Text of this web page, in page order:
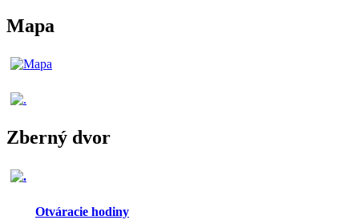
Mapa
Zberný dvor
Otváracie hodiny